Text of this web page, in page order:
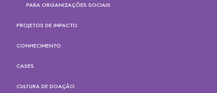
PARA ORGANIZAÇÕES SOCIAIS
PROJETOS DE IMPACTO
CONHECIMENTO
CASES
CULTURA DE DOAÇÃO